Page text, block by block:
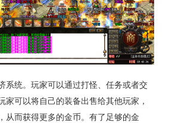
系统。玩家可以通过打怪、任务或者交
家可以将自己的装备出售给其他玩家，
从而获得更多的金币。有了足够的金